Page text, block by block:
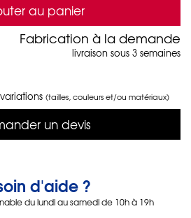
au panier
Fabrication à la demande
livraison sous 3 semaines
(tailles, couleurs et/ou matériaux)
un devis
d'aide ?
du lundi au samedi de 10h à 19h